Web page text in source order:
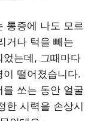
통증에 나도 모르
거나 턱을 빼는
었는데, 그때마다
이 떨어졌습니다.
를 쏘는 동안 얼굴
한 시력을 손상시